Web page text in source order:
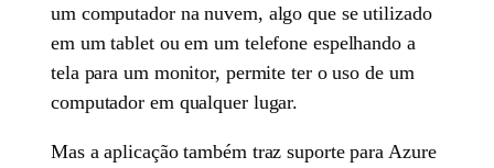
um computador na nuvem, algo que se utilizado
em um tablet ou em um telefone espelhando a
tela para um monitor, permite ter o uso de um
computador em qualquer lugar.
Mas a aplicação também traz suporte para Azure